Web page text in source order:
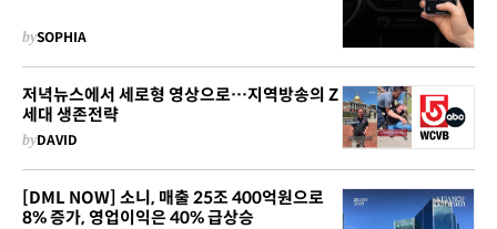
bySOPHIA
저녁뉴스에서 세로형 영상으로…지역방송의 Z
세대 생존전략
byDAVID
[DML NOW] 소니, 매출 25조 400억원으로
8% 증가, 영업이익은 40% 급상승